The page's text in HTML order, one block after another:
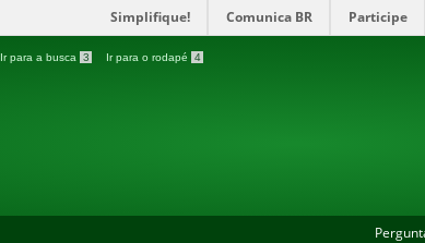
Simplifique! Comunica BR Participe
Ir para a busca 3 Ir para o rodapé 4